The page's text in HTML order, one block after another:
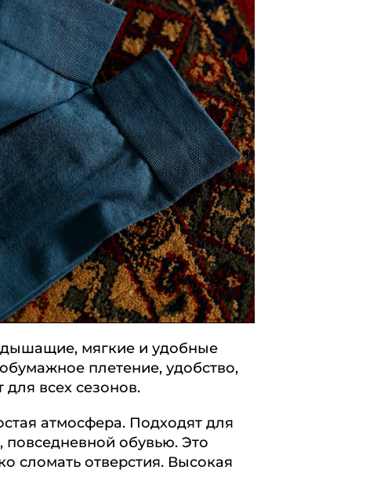
дышащие, мягкие и удобные
плетение, удобство,
всех сезонов.
атмосфера. Подходят для
повседневной обувью. Это
сломать отверстия. Высокая